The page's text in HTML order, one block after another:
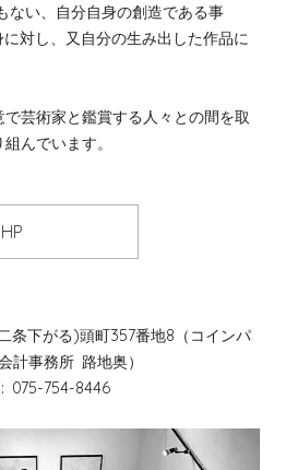
ない、自分自身の創造である事
対し、又自分の生み出した作品に
芸術家と鑑賞する人々との間を取
んでいます。
条下がる)頭町357番地8（コインパ
計事務所 路地奥）
075-754-8446